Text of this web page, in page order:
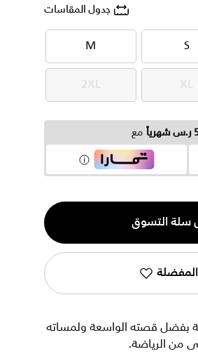
جدول المقاسات
S
S
M
M
XL
XL
2XL
2XL
مع
التسوق
المفضلة
بفضل قصته الواسعة ولمساته
من الرياضة.